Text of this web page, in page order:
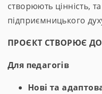
створюють цінність,
підприємницького
ПРОЄКТ СТВОРЮЄ
Для педагогів
Нові та